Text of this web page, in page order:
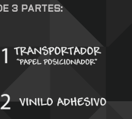
3 PARTES: